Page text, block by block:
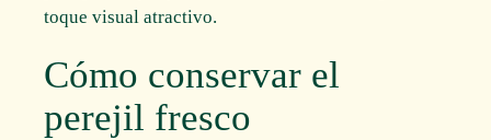
toque visual atractivo.
Cómo conservar el
perejil fresco